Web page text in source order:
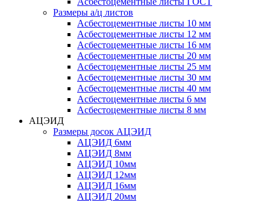
Размеры а/ц листов
Асбестоцементные листы 10 мм
Асбестоцементные листы 12 мм
Асбестоцементные листы 16 мм
Асбестоцементные листы 20 мм
Асбестоцементные листы 25 мм
Асбестоцементные листы 30 мм
Асбестоцементные листы 40 мм
Асбестоцементные листы 6 мм
Асбестоцементные листы 8 мм
АЦЭИД
Размеры досок АЦЭИД
АЦЭИД 6мм
АЦЭИД 8мм
АЦЭИД 10мм
АЦЭИД 12мм
АЦЭИД 16мм
АЦЭИД 20мм